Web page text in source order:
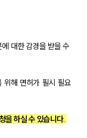
대한 감경을 받을 수
위해 면허가 필시 필요
을 하실 수 있습니다.